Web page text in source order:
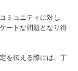
ミュニティに対し
ートな問題となり得
を伝える際には、丁